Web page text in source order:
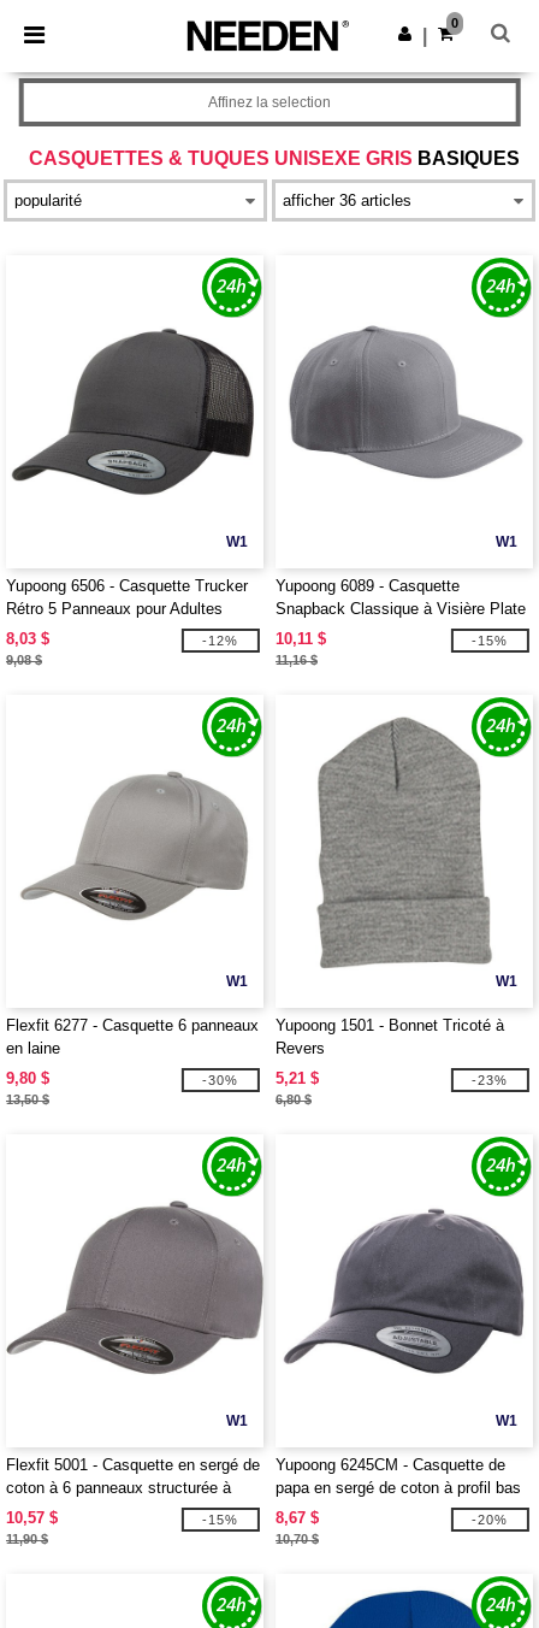
× Appli Needen
Meilleurs prix sur l’app !
Obtenir l'appli
0
CASQUETTES & TUQUES UNISEXE GRIS BASIQUES
Affinez la selection
W1
Yupoong 6506 - Casquette Trucker
Rétro 5 Panneaux pour Adultes
8,03 $
9,08 $
-12%
W1
Yupoong 6089 - Casquette
Snapback Classique à Visière Plate
Structurée à 6 Panneaux
10,11 $
11,16 $
-15%
W1
Flexfit 6277 - Casquette 6 panneaux
en laine
9,80 $
13,50 $
-30%
W1
Yupoong 1501 - Bonnet Tricoté à
Revers
5,21 $
6,80 $
-23%
W1
Flexfit 5001 - Casquette en sergé de
coton à 6 panneaux structurée à
profil moyen
10,57 $
11,90 $
-15%
W1
Yupoong 6245CM - Casquette de
papa en sergé de coton à profil bas
pour adulte
8,67 $
10,70 $
-20%